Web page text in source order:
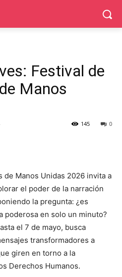
Festival de
Manos
0
145
de Manos Unidas 2026 invita a
el poder de la narración
la pregunta: ¿es
poderosa en solo un minuto?
el 7 de mayo, busca
transformadores a
giren en torno a la
Derechos Humanos.